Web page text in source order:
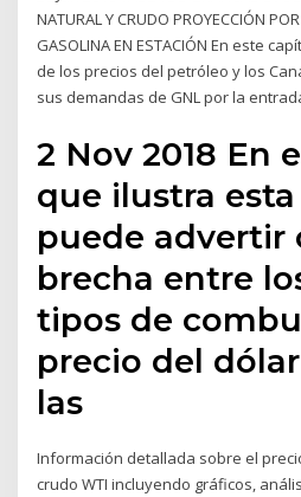
NATURAL Y CRUDO PROYECCIÓN
GASOLINA EN ESTACIÓN En este
de los precios del petróleo y los
sus demandas de GNL por la
2 Nov 2018 En
que ilustra
puede advertir
brecha entre
tipos de
precio del
las
Información detallada sobre el
crudo WTI incluyendo gráficos,